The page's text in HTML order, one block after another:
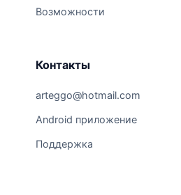
Возможности
Контакты
arteggo@hotmail.com
Android приложение
Поддержка